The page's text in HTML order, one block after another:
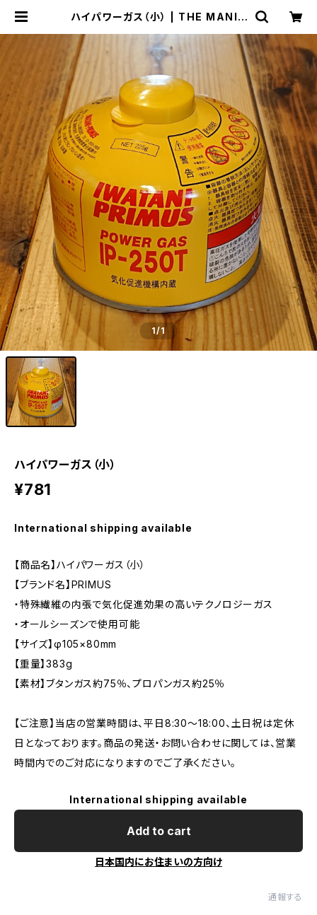
ハイパワーガス（小） | THE MANIA
1/1
ハイパワーガス（小）
¥781
International shipping available
【商品名】ハイパワーガス（小）
【ブランド名】PRIMUS
・特殊繊維の内張で気化促進効果の高いテクノロジーガス
・オールシーズンで使用可能
【サイズ】φ105×80mm
【重量】383g
【素材】ブタンガス約75％、プロパンガス約25％
【ご注意】当店の営業時間は、平日8:30～18:00、土日祝は定休
日となっております。商品の発送・お問い合わせに関しては、営業
時間内でのご対応になりますのでご了承ください。
International shipping available
Add to cart
日本国内にお住まいの方向け
通報する